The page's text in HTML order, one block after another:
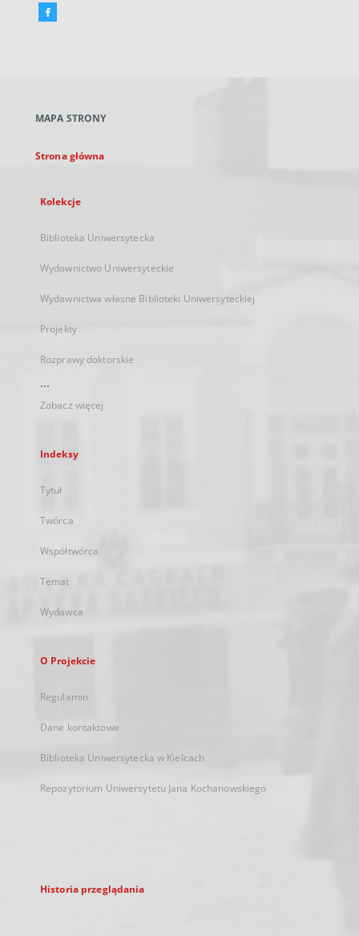
Facebook
karcie
MAPA STRONY
Strona główna
Kolekcje
Biblioteka Uniwersytecka
Wydawnictwo Uniwersyteckie
Wydawnictwa własne Biblioteki Uniwersyteckiej
Projekty
Rozprawy doktorskie
...
Zobacz więcej
Indeksy
Tytuł
Twórca
Współtwórca
Temat
Wydawca
O Projekcie
Regulamin
Dane kontaktowe
Biblioteka Uniwersytecka w Kielcach
Repozytorium Uniwersytetu Jana Kochanowskiego
Historia przeglądania